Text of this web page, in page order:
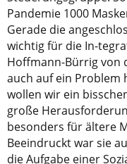
Pandemie 1000
Gerade die
wichtig für die In-
Hoffmann-Bürrig von
auch auf ein Problem
wollen wir ein
große
besonders für ältere
Beeindruckt war sie
die Aufgabe einer